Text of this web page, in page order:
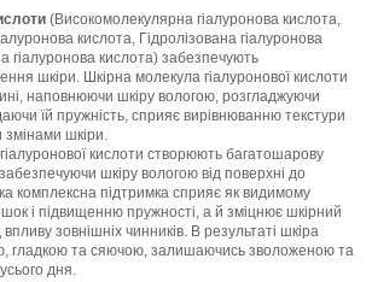
(Високомолекулярна гіалуронова кислота,
кислота, Гідролізована гіалуронова
гіалуронова кислота) забезпечують
шкіри. Шкірна молекула гіалуронової кислоти
наповнюючи шкіру вологою, розгладжуючи
їй пружність, сприяє вирівнюванню текстури
змінами шкіри.
кислоти створюють багатошарову
шкіру вологою від поверхні до
комплексна підтримка сприяє як видимому
і підвищенню пружності, а й зміцнює шкірний
зовнішніх чинників. В результаті шкіра
гладкою та сяючою, залишаючись зволоженою та
дня.